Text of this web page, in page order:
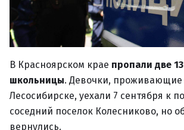
В Красноярском крае пропали две
школьницы. Девочки, проживающие
Лесосибирске, уехали 7 сентября к
соседний поселок Колесниково, но
вернулись.